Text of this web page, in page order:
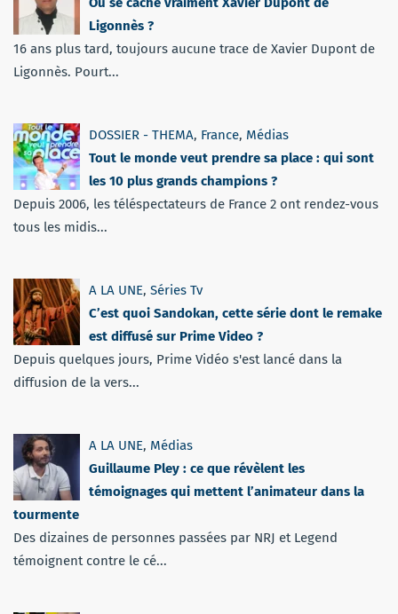
Ligonnès ?
16 ans plus tard, toujours aucune trace de Xavier Dupont de
Ligonnès. Pourt...
DOSSIER - THEMA, France, Médias
Tout le monde veut prendre sa place : qui sont
les 10 plus grands champions ?
Depuis 2006, les téléspectateurs de France 2 ont rendez-vous
tous les midis...
A LA UNE, Séries Tv
C’est quoi Sandokan, cette série dont le remake
est diffusé sur Prime Video ?
Depuis quelques jours, Prime Vidéo s'est lancé dans la
diffusion de la vers...
A LA UNE, Médias
Guillaume Pley : ce que révèlent les
témoignages qui mettent l’animateur dans la
tourmente
Des dizaines de personnes passées par NRJ et Legend
témoignent contre le cé...